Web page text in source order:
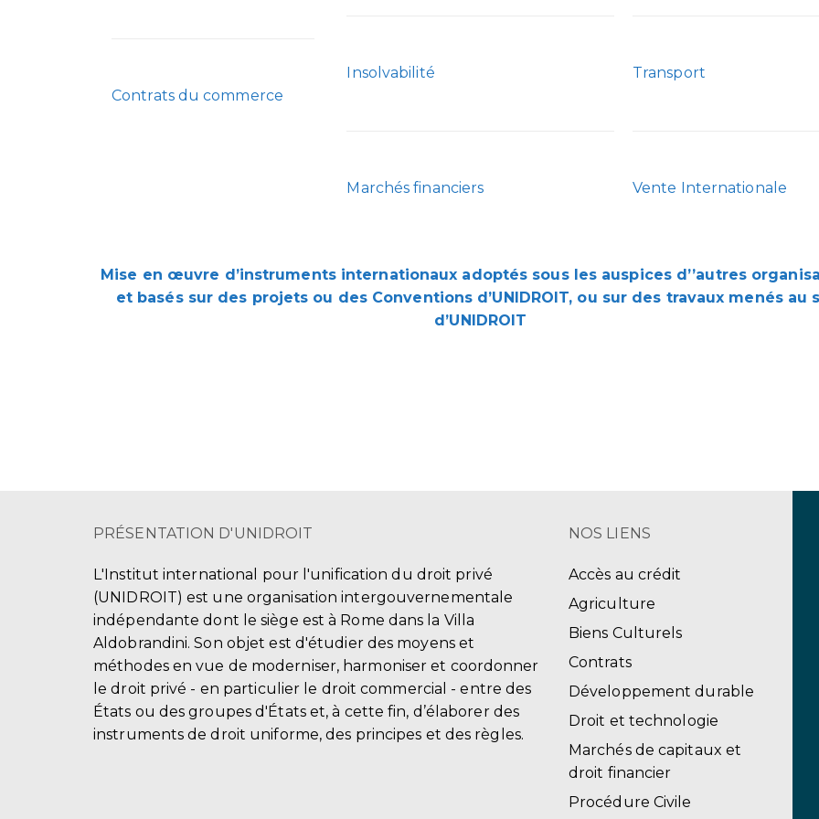
Contrats du commerce
Insolvabilité
Marchés financiers
Transport
Vente Internationale
Mise en œuvre d’instruments internationaux adoptés sous les auspices d’’autres
et basés sur des projets ou des Conventions d’UNIDROIT, ou sur des travaux menés au
d’UNIDROIT
PRÉSENTATION D'UNIDROIT
L'Institut international pour l'unification du droit privé
(UNIDROIT) est une organisation intergouvernementale
indépendante dont le siège est à Rome dans la Villa
Aldobrandini. Son objet est d'étudier des moyens et
méthodes en vue de moderniser, harmoniser et coordonner
le droit privé - en particulier le droit commercial - entre des
États ou des groupes d'États et, à cette fin, d’élaborer des
instruments de droit uniforme, des principes et des règles.
NOS LIENS
Accès au crédit
Agriculture
Biens Culturels
Contrats
Développement durable
Droit et technologie
Marchés de capitaux et
droit financier
Procédure Civile